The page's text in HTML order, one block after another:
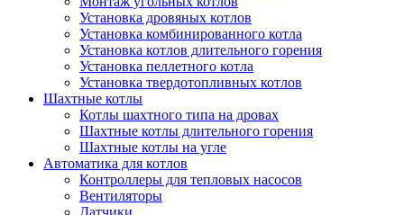
Установка дровяных котлов
Установка комбинированного котла
Установка котлов длительного горения
Установка пеллетного котла
Установка твердотопливных котлов
Шахтные котлы
Котлы шахтного типа на дровах
Шахтные котлы длительного горения
Шахтные котлы на угле
Автоматика для котлов
Контроллеры для тепловых насосов
Вентиляторы
Датчики